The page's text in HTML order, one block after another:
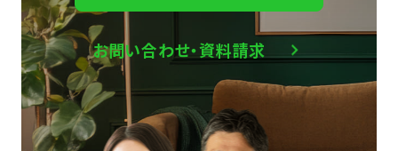
お問い合わせ・資料請求